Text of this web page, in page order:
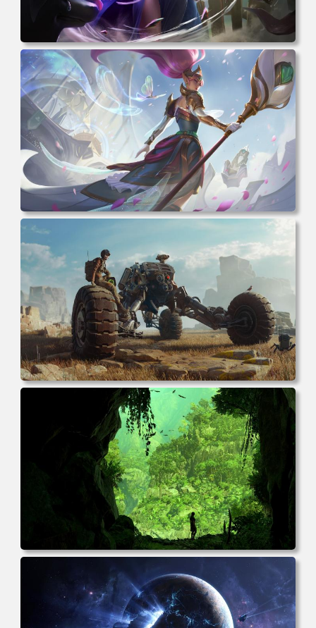
电脑壁纸 女人 女孩 粉色头发 原创人物 角 斗篷 盔甲 衣服
权杖 魔术 环境 狗 幽默 素描 AI艺术 插图 哭泣 电脑桌面 高
清壁纸 壁纸下载 壁纸大全
电脑壁纸 奇幻 女孩 电子游戏 角色 长发 粉色头发 英雄联盟
暴动游戏 电脑游戏 兽耳 员工 电脑桌面 高清壁纸 壁纸下载
壁纸大全
电脑壁纸 游戏 风景 未来主义 汽车 电脑桌面 高清壁纸 壁纸
电脑壁纸 电子游戏 古墓丽影 屏幕截图 风景 丛林 电脑桌面
高清壁纸 壁纸下载 壁纸大全